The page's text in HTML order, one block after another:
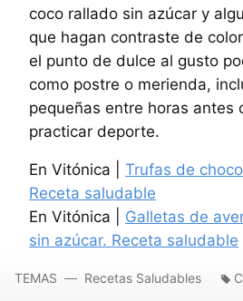
coco rallado sin azúcar y
que hagan contraste de
el punto de dulce al gusto
como postre o merienda,
pequeñas entre horas antes
practicar deporte.
En Vitónica | Trufas de
Receta saludable
En Vitónica | Galletas de
sin azúcar. Receta saludable
TEMAS Recetas Saludables